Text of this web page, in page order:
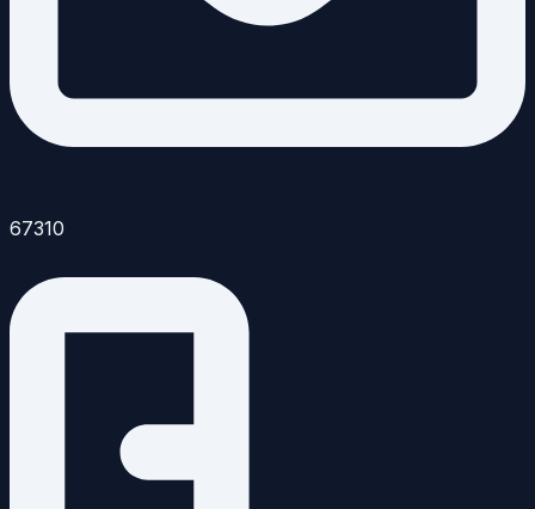
67310